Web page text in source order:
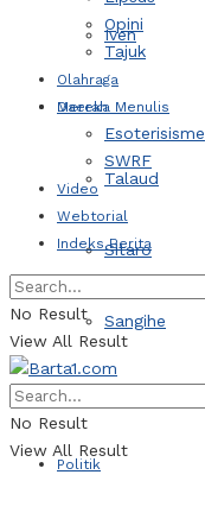
Iven
Daerah
Talaud
Sitaro
Sangihe
Politik
Opini
Tajuk
Olahraga
Mereka Menulis
Esoterisisme
SWRF
Video
Webtorial
Indeks Berita
No Result
View All Result
No Result
View All Result